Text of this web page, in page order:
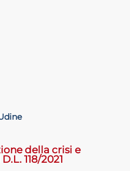
della crisi e
118/2021